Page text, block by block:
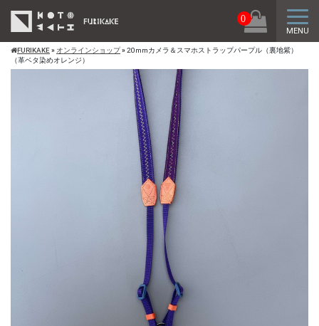
0
トグ
MENU
FURIKAKE» オンラインショップ»20mmカメラ＆スマホストラップパープル（裏地紫）
（革ベタ染めオレンジ）